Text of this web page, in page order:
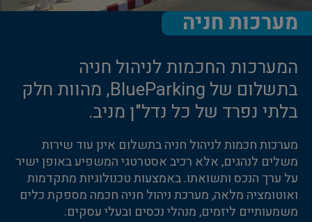
מערכות חניה
המערכות החכמות לניהול חניה
בתשלום של BlueParking, מהוות חלק
בלתי נפרד של כל נדל"ן מניב.
מערכות חכמות לניהול חניה בתשלום אינן עוד שירות
משלים לנהגים, אלא רכיב אסטרטגי המשפיע באופן ישיר
על ערך הנכס ותשואתו. באמצעות טכנולוגיות מתקדמות
ואוטומציה מלאה, מערכת ניהול חניה חכמה מספקת כלים
משמעותיים ליזמים, מנהלי נכסים ובעלי עסקים.